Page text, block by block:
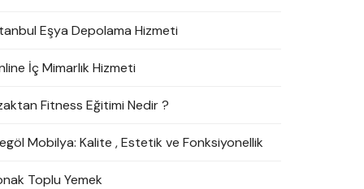
Eşya Depolama Hizmeti
İç Mimarlık Hizmeti
Fitness Eğitimi Nedir ?
Mobilya: Kalite , Estetik ve Fonksiyonellik
Toplu Yemek